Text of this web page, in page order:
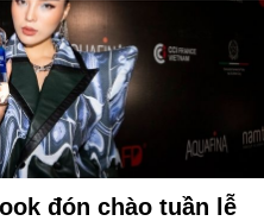
đón chào tuần lễ